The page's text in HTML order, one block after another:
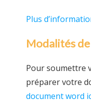
Plus
Modalités
Pour soumettre
préparer votre
document word